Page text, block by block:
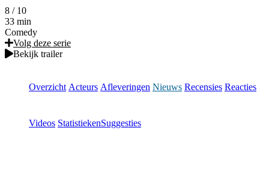
8 / 10
33 min
Comedy
Volg deze serie
Bekijk trailer
Overzicht Acteurs Afleveringen Nieuws Recensies Reacties
Videos StatistiekenSuggesties